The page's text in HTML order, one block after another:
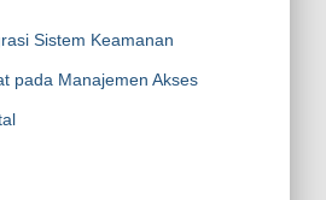
Sistem Keamanan
pada Manajemen Akses